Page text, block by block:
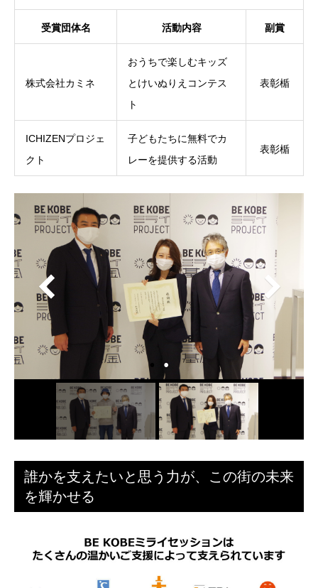
受賞団体名 活動内容 副賞
株式会社カミネ
おうちで楽しむキッズ
とけいぬりえコンテス
ト
表彰楯
ICHIZENプロジェ
クト
子どもたちに無料でカ
レーを提供する活動
表彰楯
誰かを支えたいと思う力が、この街の未来
を輝かせる